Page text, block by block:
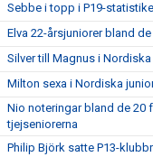
Sebbe i topp i P19-
Elva 22-årsjuniorer bland
Silver till Magnus i
Milton sexa i Nordiska
Nio noteringar bland de 20
tjejseniorerna
Philip Björk satte P13-